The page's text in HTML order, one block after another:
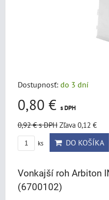
Dostupnosť: do 3 dní
0,80 € s DPH
0,92 €s DPH Zľava 0,12 €
ks DO KOŠÍKA
Vonkajší roh Arbiton
(6700102)